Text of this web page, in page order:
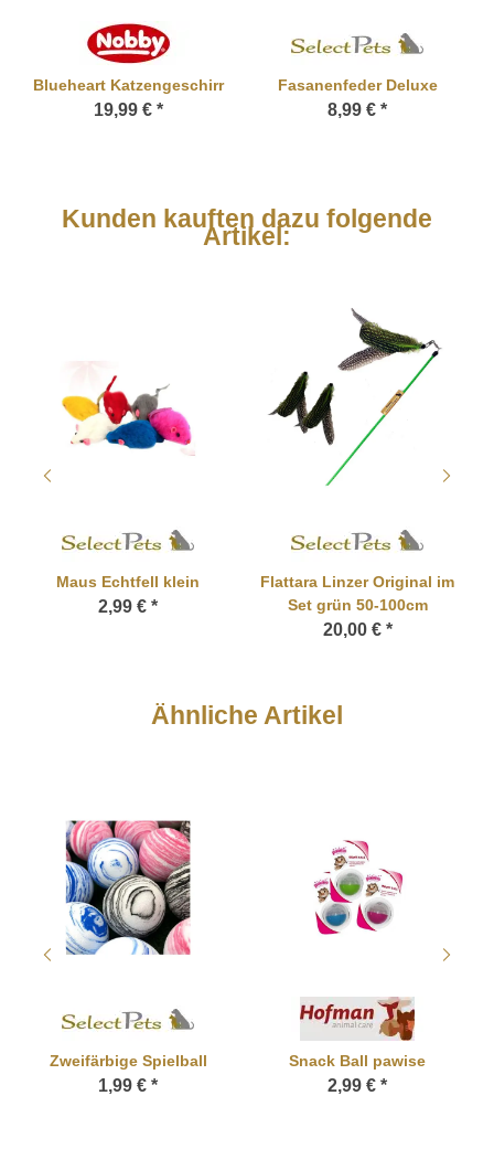
Blueheart Katzengeschirr
19,99 € *
Fasanenfeder Deluxe
8,99 € *
Kunden kauften dazu folgende
Artikel:
Maus Echtfell klein
2,99 € *
Flattara Linzer Original im
Set grün 50-100cm
20,00 € *
Ähnliche Artikel
Zweifärbige Spielball
1,99 € *
Snack Ball pawise
2,99 € *